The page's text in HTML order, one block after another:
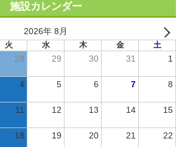
施設カレンダー
2026年 8月
火 水 木 金 土
28 29 30 31 1
4 5 6 7 8
11 12 13 14 15
18 19 20 21 22